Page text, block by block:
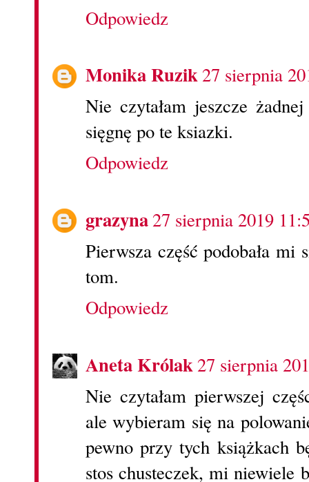
Odpowiedz
Monika Ruzik27 sierpnia
Nie czytałam jeszcze
sięgnę po te ksiazki.
Odpowiedz
grazyna27 sierpnia 2019
Pierwsza część podobała
tom.
Odpowiedz
Aneta Królak27 sierpnia
Nie czytałam pierwszej
ale wybieram się na
pewno przy tych książkach
stos chusteczek, mi niewiele